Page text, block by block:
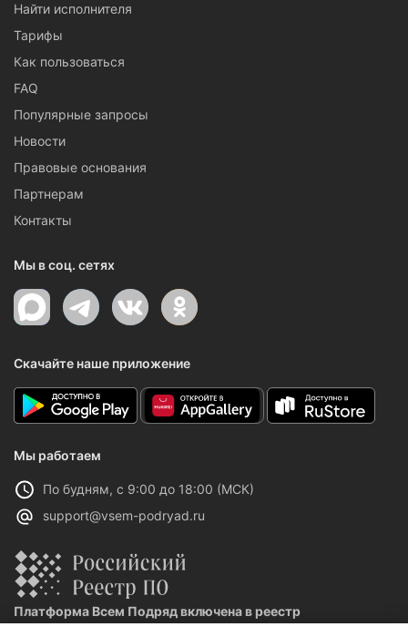
Найти исполнителя
Тарифы
Как пользоваться
FAQ
Популярные запросы
Новости
Правовые основания
Партнерам
Контакты
Мы в соц. сетях
Скачайте наше приложение
Мы работаем
По будням, с 9:00 до 18:00 (МСК)
support@vsem-podryad.ru
Платформа Всем Подряд включена в реестр